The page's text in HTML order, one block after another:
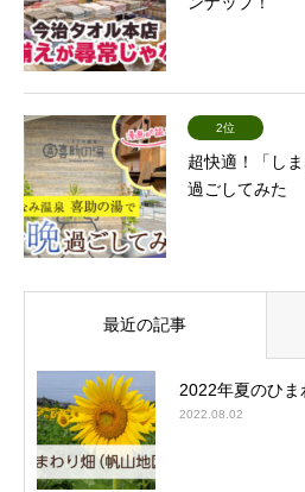
2位
超快適！「し
過ごしてみた
最近の記事
2022年夏のひま
2022.08.02